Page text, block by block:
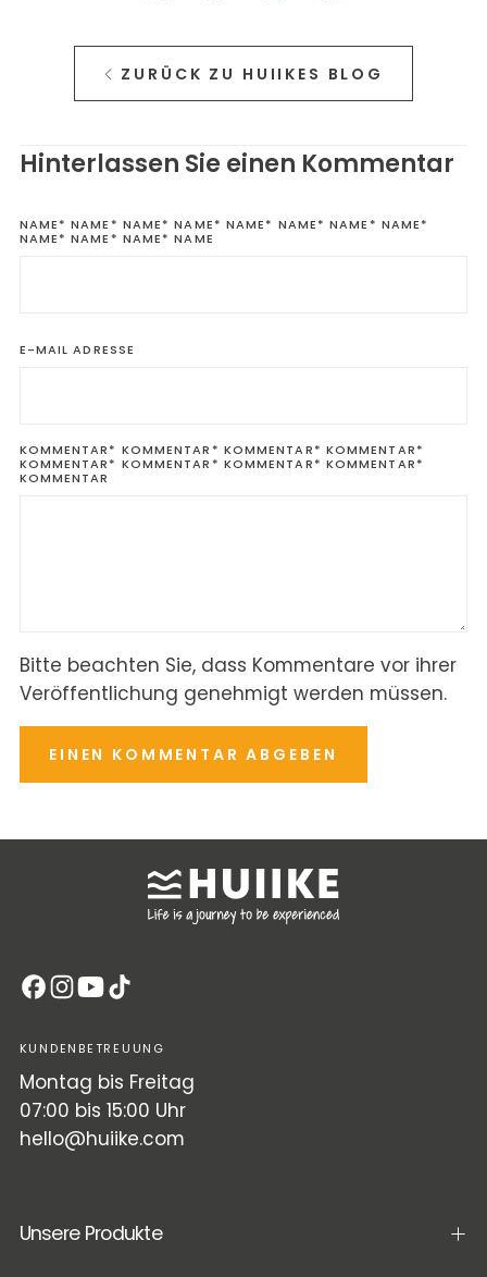
ZURÜCK ZU HUIIKES BLOG
Hinterlassen Sie einen Kommentar
NAME* NAME* NAME* NAME* NAME* NAME* NAME* NAME*
NAME* NAME* NAME* NAME
E-MAIL ADRESSE
KOMMENTAR* KOMMENTAR* KOMMENTAR* KOMMENTAR*
KOMMENTAR* KOMMENTAR* KOMMENTAR* KOMMENTAR*
KOMMENTAR
Bitte beachten Sie, dass Kommentare vor ihrer
Veröffentlichung genehmigt werden müssen.
EINEN KOMMENTAR ABGEBEN
KUNDENBETREUUNG
Montag bis Freitag
07:00 bis 15:00 Uhr
hello@huiike.com
Unsere Produkte